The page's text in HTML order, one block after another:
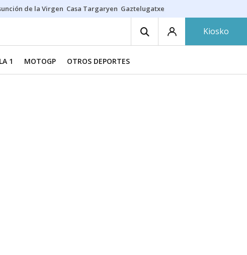
de la Virgen Casa Targaryen Gaztelugatxe
Kiosko
1 MOTOGP OTROS DEPORTES